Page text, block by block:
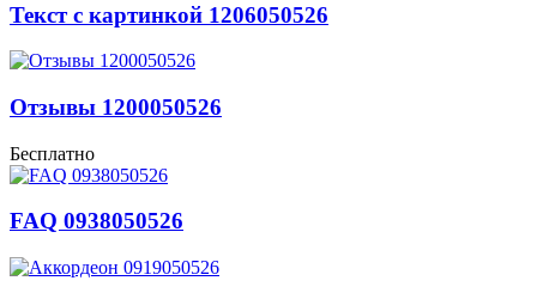
Текст с картинкой 1206050526
Отзывы 1200050526
Бесплатно
FAQ 0938050526